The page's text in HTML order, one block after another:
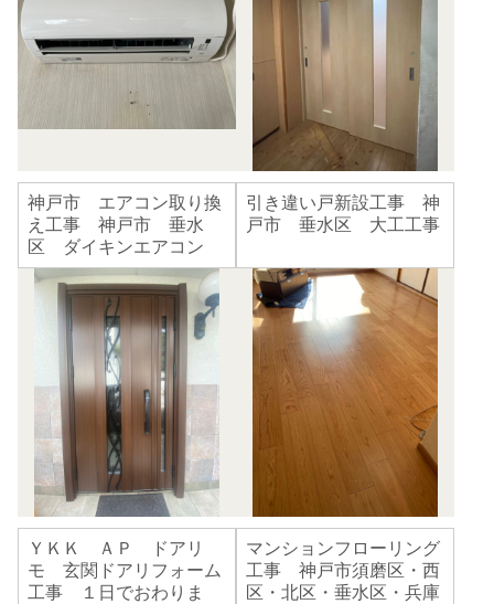
神戸市 エアコン取り換
え工事 神戸市 垂水
区 ダイキンエアコン
引き違い戸新設工事 神
戸市 垂水区 大工工事
ＹＫＫ ＡＰ ドアリ
モ 玄関ドアリフォーム
工事 １日でおわりま
マンションフローリング
工事 神戸市須磨区・西
区・北区・垂水区・兵庫